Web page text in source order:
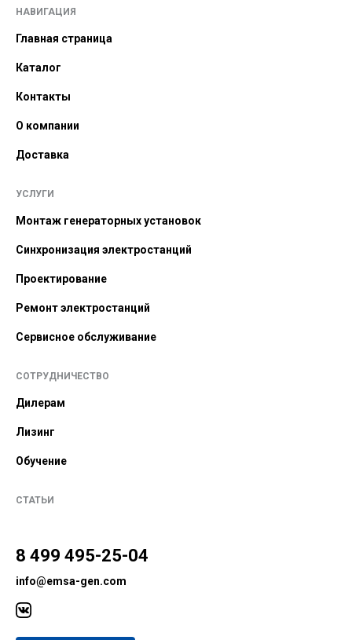
НАВИГАЦИЯ
Главная страница
Каталог
Контакты
О компании
Доставка
УСЛУГИ
Монтаж генераторных установок
Синхронизация электростанций
Проектирование
Ремонт электростанций
Сервисное обслуживание
СОТРУДНИЧЕСТВО
Дилерам
Лизинг
Обучение
СТАТЬИ
8 499 495-25-04
info@emsa-gen.com